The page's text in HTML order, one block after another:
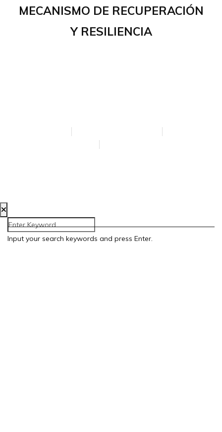
MECANISMO DE RECUPERACIÓN
Y RESILIENCIA
Input your search keywords and press Enter.